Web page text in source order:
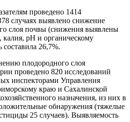
проведено 1414
случаях выявлено снижение
слоя почвы (снижения выявлены
pH и органическому
26,7%.
плодородного слоя
проведено 820 исследований
инспекторами Управления
краю и Сахалинской
назначения, из них в
обнаружения (тяжелые
25 случаев). Выявляемость